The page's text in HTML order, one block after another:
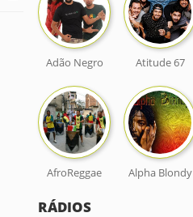
Adão Negro Atitude 67
AfroReggae Alpha Blondy
RÁDIOS